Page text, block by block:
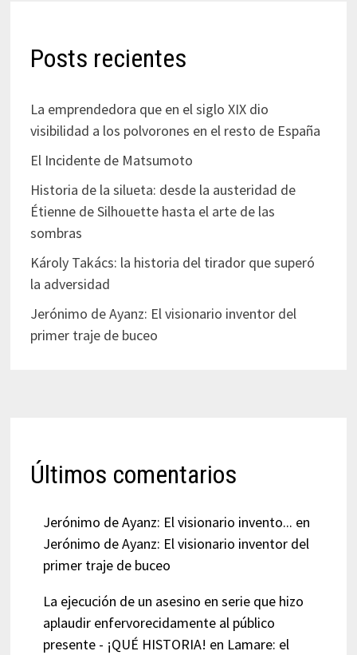
Posts recientes
La emprendedora que en el siglo XIX dio
visibilidad a los polvorones en el resto de España
El Incidente de Matsumoto
Historia de la silueta: desde la austeridad de
Étienne de Silhouette hasta el arte de las
sombras
Károly Takács: la historia del tirador que superó
la adversidad
Jerónimo de Ayanz: El visionario inventor del
primer traje de buceo
Últimos comentarios
Jerónimo de Ayanz: El visionario invento... en
Jerónimo de Ayanz: El visionario inventor del
primer traje de buceo
La ejecución de un asesino en serie que hizo
aplaudir enfervorecidamente al público
presente - ¡QUÉ HISTORIA! en Lamare: el